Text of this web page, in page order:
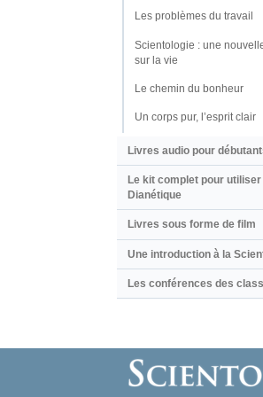
Les problèmes du travail
Scientologie : une
sur la vie
Le chemin du bonheur
Un corps pur, l’esprit clair
Livres audio pour
Le kit complet pour utiliser
Dianétique
Livres sous forme de film
Une introduction à la
Les conférences des